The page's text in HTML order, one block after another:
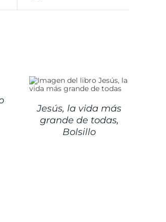
Jesús, la vida más
grande de todas,
Bolsillo